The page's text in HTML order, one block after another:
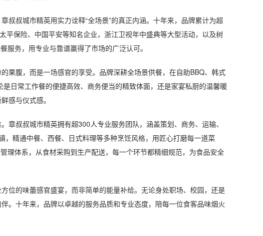
叔城市精英用实力诠释“全场景”的真正内涵。十年来，品牌累计为超
保险、中国平安等知名企业，浙江卫视年中盛典等大型活动，以及树
务，用专业与靠谱赢得了市场的广泛认可。
腹，而是一场感官的享受。品牌深耕全场景供餐，在自助BBQ、韩式
日常工作餐的便捷高效、商务便当的精致体面，还是家宴私厨的温馨暖
感与仪式感。
叔叔城市精英拥有超300人专业服务团队，涵盖策划、商务、运输、
精通中餐、西餐、日式料理等多种烹饪风格，用匠心打磨每一道菜
理体系，从食材采购到生产配送，每一个环节都精细规范，为食品安全
的味蕾感官盛宴，而非简单的能量补给。无论身处职场、校园，还是
。十年来，品牌以卓越的服务品质和专业态度，陪每一位食客品味烟火